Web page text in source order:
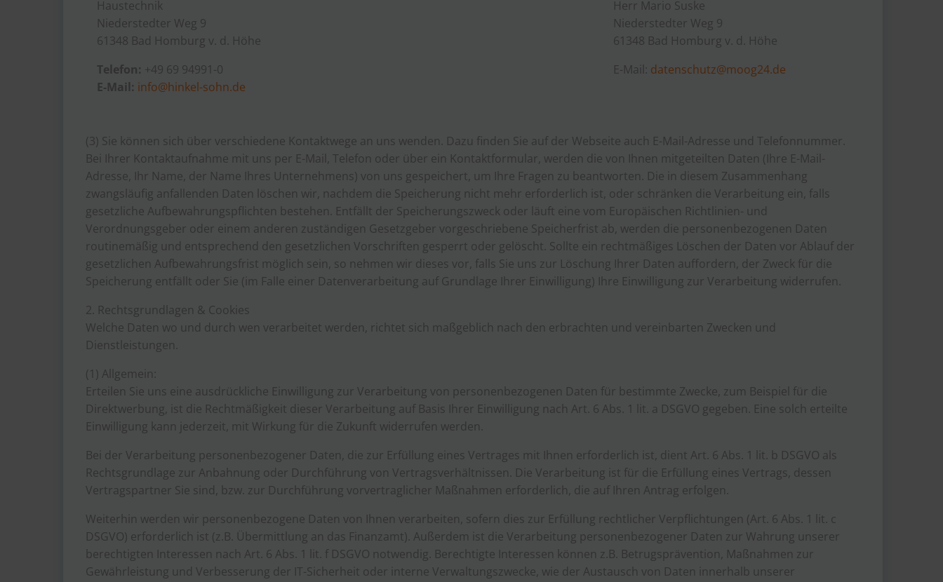
Haustechnik
Niederstedter Weg 9
61348 Bad Homburg v. d. Höhe
Telefon: +49 69 94991-0
E-Mail: info@hinkel-sohn.de
Herr Mario Suske
Niederstedter Weg 9
61348 Bad Homburg v. d. Höhe
E-Mail: datenschutz@moog24.de
(3) Sie können sich über verschiedene Kontaktwege an uns wenden. Dazu finden Sie auf der Webseite auch E-Mail-Adresse und Telefonnummer.
Bei Ihrer Kontaktaufnahme mit uns per E-Mail, Telefon oder über ein Kontaktformular, werden die von Ihnen mitgeteilten Daten (Ihre E-Mail-
Adresse, Ihr Name, der Name Ihres Unternehmens) von uns gespeichert, um Ihre Fragen zu beantworten. Die in diesem Zusammenhang
zwangsläufig anfallenden Daten löschen wir, nachdem die Speicherung nicht mehr erforderlich ist, oder schränken die Verarbeitung ein, falls
gesetzliche Aufbewahrungspflichten bestehen. Entfällt der Speicherungszweck oder läuft eine vom Europäischen Richtlinien- und
Verordnungsgeber oder einem anderen zuständigen Gesetzgeber vorgeschriebene Speicherfrist ab, werden die personenbezogenen Daten
routinemäßig und entsprechend den gesetzlichen Vorschriften gesperrt oder gelöscht. Sollte ein rechtmäßiges Löschen der Daten vor Ablauf der
gesetzlichen Aufbewahrungsfrist möglich sein, so nehmen wir dieses vor, falls Sie uns zur Löschung Ihrer Daten auffordern, der Zweck für die
Speicherung entfällt oder Sie (im Falle einer Datenverarbeitung auf Grundlage Ihrer Einwilligung) Ihre Einwilligung zur Verarbeitung widerrufen.
2. Rechtsgrundlagen & Cookies
Welche Daten wo und durch wen verarbeitet werden, richtet sich maßgeblich nach den erbrachten und vereinbarten Zwecken und
Dienstleistungen.
(1) Allgemein:
Erteilen Sie uns eine ausdrückliche Einwilligung zur Verarbeitung von personenbezogenen Daten für bestimmte Zwecke, zum Beispiel für die
Direktwerbung, ist die Rechtmäßigkeit dieser Verarbeitung auf Basis Ihrer Einwilligung nach Art. 6 Abs. 1 lit. a DSGVO gegeben. Eine solch erteilte
Einwilligung kann jederzeit, mit Wirkung für die Zukunft widerrufen werden.
Bei der Verarbeitung personenbezogener Daten, die zur Erfüllung eines Vertrages mit Ihnen erforderlich ist, dient Art. 6 Abs. 1 lit. b DSGVO als
Rechtsgrundlage zur Anbahnung oder Durchführung von Vertragsverhältnissen. Die Verarbeitung ist für die Erfüllung eines Vertrags, dessen
Vertragspartner Sie sind, bzw. zur Durchführung vorvertraglicher Maßnahmen erforderlich, die auf Ihren Antrag erfolgen.
Weiterhin werden wir personenbezogene Daten von Ihnen verarbeiten, sofern dies zur Erfüllung rechtlicher Verpflichtungen (Art. 6 Abs. 1 lit. c
DSGVO) erforderlich ist (z.B. Übermittlung an das Finanzamt). Außerdem ist die Verarbeitung personenbezogener Daten zur Wahrung unserer
berechtigten Interessen nach Art. 6 Abs. 1 lit. f DSGVO notwendig. Berechtigte Interessen können z.B. Betrugsprävention, Maßnahmen zur
Gewährleistung und Verbesserung der IT-Sicherheit oder interne Verwaltungszwecke, wie der Austausch von Daten innerhalb unserer